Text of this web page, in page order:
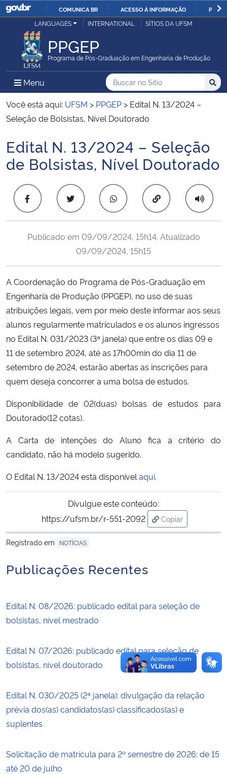
IR
COMUNICA BR ACESSO À INFORMAÇÃO
Ministério da Justiça e Segurança Pública
Ministério da Defesa
Ministério das Relações Exteriores
Ministério da Infraestrutura
Ministério da Educação
Ministério da Cidadania
Ministério de Minas e Energia
Ministério da Ciência, Tecnologia, Inovações e Comunicações
Ministério do Meio Ambiente
Ministério do Turismo
Controladoria-Geral da União
Ministério da Mulher, da Família e dos Direitos Humanos
Secretaria-Geral
Gabinete de Segurança Institucional
Planalto
LANGUAGES INTERNATIONAL SÍTIOS DA UFSM
PPGEP
Programa de Pós-Graduação em Engenharia de Produção
Menu Menu Principal do Sítio
Busca
Buscar no no Sítio
Busca:
Você está aqui: UFSM > PPGEP > Edital N. 13/2024 –
Seleção de Bolsistas, Nível Doutorado
Início do conteúdo
Edital N. 13/2024 – Seleção
de Bolsistas, Nível Doutorado
Copiar para área
Publicado em 09/09/2024, 15h14. Atualizado
09/09/2024, 15h15
A Coordenação do Programa de Pós-Graduação em
Engenharia de Produção (PPGEP), no uso de suas
atribuições legais, vem por meio deste informar aos seus
alunos regularmente matriculados e os alunos ingressos
no Edital N. 031/2023 (3ª janela) que entre os dias 09 e
11 de setembro 2024, até as 17h00min do dia 11 de
setembro de 2024, estarão abertas as inscrições para
quem deseja concorrer a uma bolsa de estudos.
Disponibilidade de 02(duas) bolsas de estudos para
Doutorado(12 cotas).
A Carta de intenções do Aluno fica a critério do
candidato, não há modelo sugerido.
O Edital N. 13/2024 está disponível aqui.
Divulgue este conteúdo:
https://ufsm.br/r-551-2092
Copiar
para área de
Registrado em
NOTÍCIAS
Publicações Recentes
Edital N. 08/2026: publicado edital para seleção de
bolsistas, nível mestrado
Edital N. 07/2026: publicado edital para seleção de
bolsistas, nível doutorado
Edital N. 030/2025 (2ª janela): divulgação da relação
prévia dos(as) candidatos(as) classificados(as) e
suplentes
Solicitação de matrícula para 2º semestre de 2026: de 15
até 20 de julho